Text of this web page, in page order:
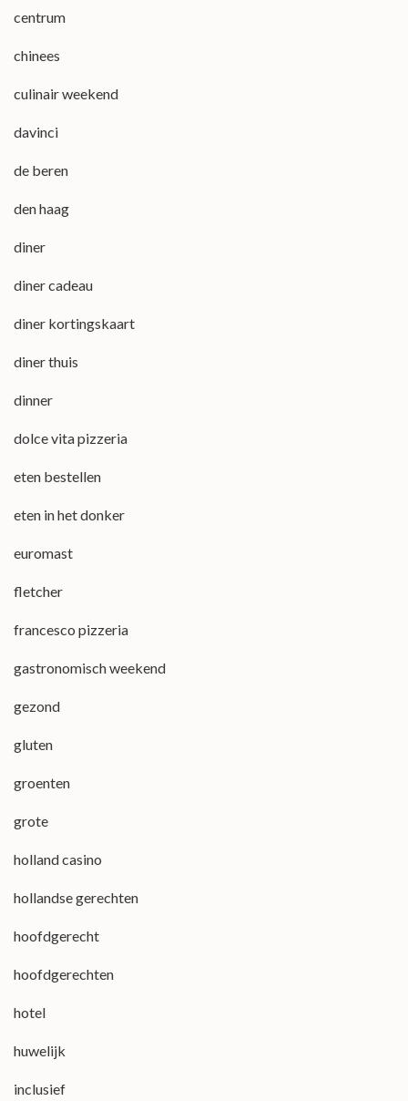
centrum
chinees
culinair weekend
davinci
de beren
den haag
diner
diner cadeau
diner kortingskaart
diner thuis
dinner
dolce vita pizzeria
eten bestellen
eten in het donker
euromast
fletcher
francesco pizzeria
gastronomisch weekend
gezond
gluten
groenten
grote
holland casino
hollandse gerechten
hoofdgerecht
hoofdgerechten
hotel
huwelijk
inclusief